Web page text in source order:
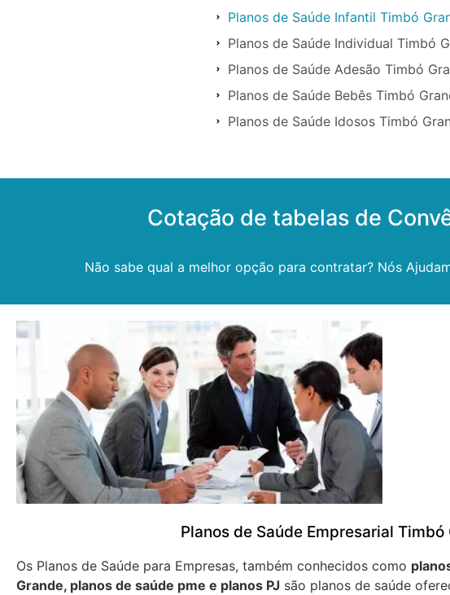
Planos de Saúde Infantil Timbó
Planos de Saúde Individual Timbó
Planos de Saúde Adesão Timbó
Planos de Saúde Bebês Timbó
Planos de Saúde Idosos Timbó
Cotação de tabelas de
Não sabe qual a melhor opção para contratar? Nós
Planos de Saúde Empresarial Timbó
Os Planos de Saúde para Empresas, também conhecidos como
Grande, planos de saúde pme e planos PJ são planos de saúde